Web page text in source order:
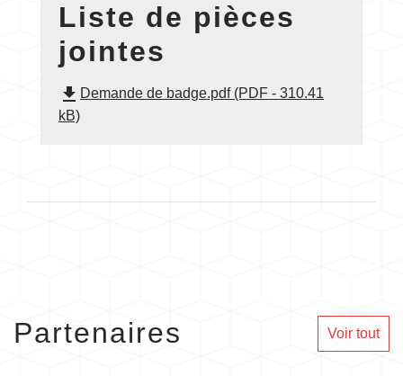
Liste de pièces
jointes
file_download Demande de badge.pdf (PDF - 310.41
kB)
Partenaires Voir tout